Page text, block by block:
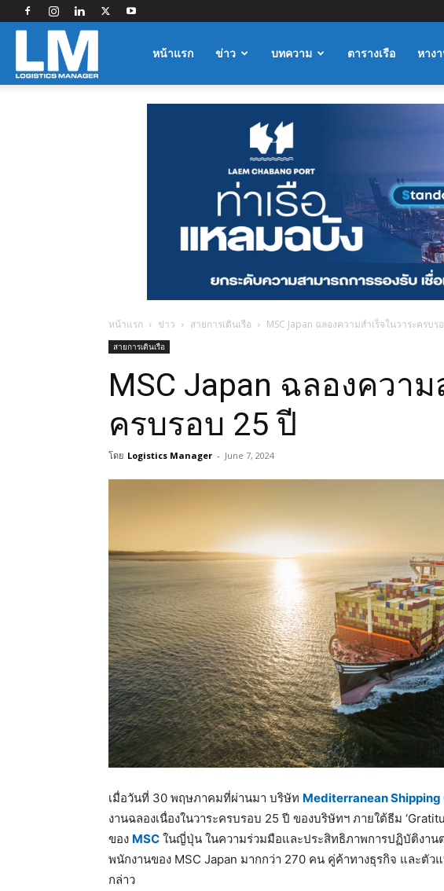
Logisticsหน้าแรก ข่าว บทความ ตารางเรือ หาง
หน้าแรก ข่าว สายการเดินเรือ MSC Japan ฉลองความสำเร็จในวาระครบร
สายการเดินเรือ
MSC Japan ฉลองความ
ครบรอบ 25 ปี
โดย Logistics Manager - June 7, 2024
เมื่อวันที่ 30 พฤษภาคมที่ผ่านมา บริษัท Mediterranean Shipping
งานฉลองเนื่องในวาระครบรอบ 25 ปี ของบริษัทฯ ภายใต้ธีม
ของ MSC ในญี่ปุ่น ในความร่วมมือและประสิทธิภาพการปฏิบัติงาน
พนักงานของ MSC Japan มากกว่า 270 คน คู่ค้าทางธุรกิจ และตัว
กล่าว